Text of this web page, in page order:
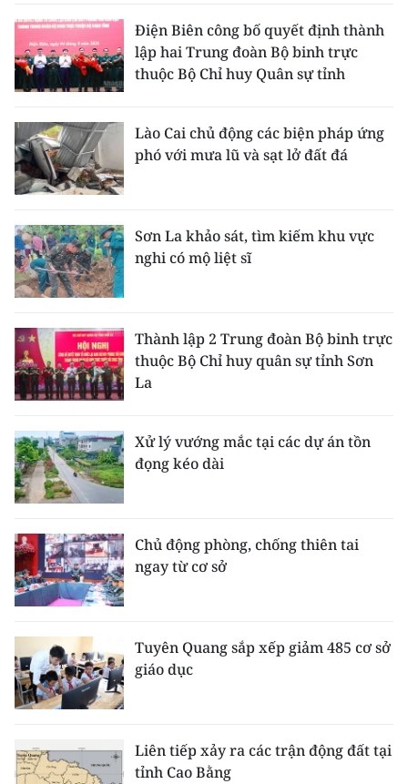
Điện Biên công bố quyết định thành
lập hai Trung đoàn Bộ binh trực
thuộc Bộ Chỉ huy Quân sự tỉnh
Lào Cai chủ động các biện pháp ứng
phó với mưa lũ và sạt lở đất đá
Sơn La khảo sát, tìm kiếm khu vực
nghi có mộ liệt sĩ
Thành lập 2 Trung đoàn Bộ binh trực
thuộc Bộ Chỉ huy quân sự tỉnh Sơn
La
Xử lý vướng mắc tại các dự án tồn
đọng kéo dài
Chủ động phòng, chống thiên tai
ngay từ cơ sở
Tuyên Quang sắp xếp giảm 485 cơ sở
giáo dục
Liên tiếp xảy ra các trận động đất tại
tỉnh Cao Bằng